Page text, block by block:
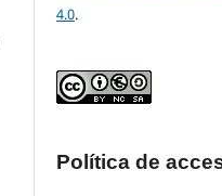
4.0.
Política de